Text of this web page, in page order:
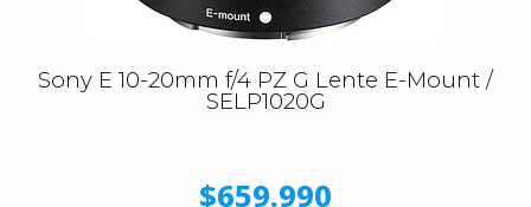
Sony E 10-20mm f/4 PZ G Lente E-Mount /
SELP1020G
$659.990